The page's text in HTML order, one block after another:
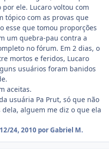
ele. Lucaro voltou com
tópico com as provas que
esse que tomou proporções
um quebra-pau contra a
no fórum. Em 2 dias, o
mortos e feridos, Lucaro
usuários foram banidos
aceitas.
usuária Pa Prut, só que não
alguem me diz o que ela
12/24, 2010 por Gabriel M.